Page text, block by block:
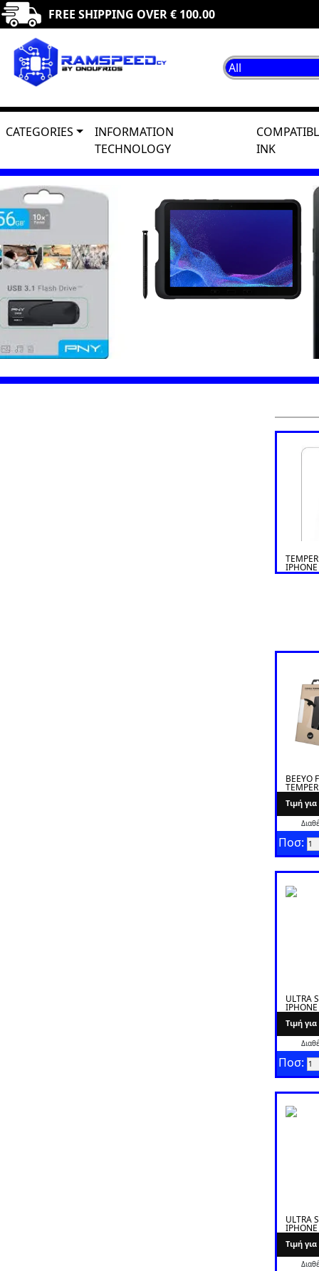
FREE SHIPPING OVER € 100.00
CATEGORIES
INFORMATION
TECHNOLOGY
INK
BEEYO
IPHONE
Tιμή
Ποσ:
ULTRA
PLUS
Tιμή
Ποσ:
ULTRA
Tιμή